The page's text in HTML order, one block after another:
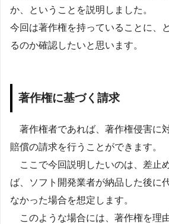
か、ということを説明しました。
今回は著作権を持っていることに、
るのか確認したいと思います。
著作権に基づく請求
著作権者であれば、著作権侵害に
賠償の請求を行うことができます。
ここで今回説明したいのは、差止
ば、ソフト開発業者が納品した後に
なかった場合を想定します。
このような場合には、著作権を理